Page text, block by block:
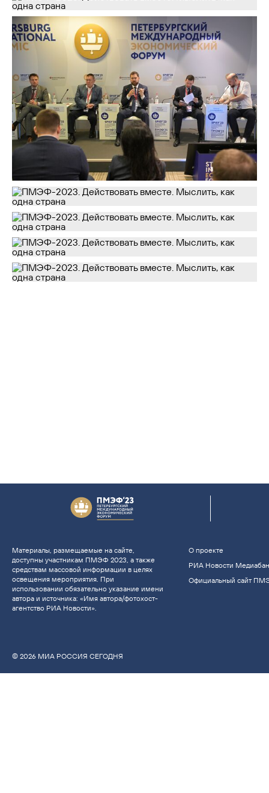
Материалы, размещаемые на сайте,
доступны участникам ПМЭФ 2023, а также
средствам массовой информации в целях
освещения мероприятия. При
использовании обязательно указание имени
автора и источника: «Имя автора/фотохост-
агентство РИА Новости».
О проекте
РИА Новости
Официальный сайт
© 2026 МИА РОССИЯ СЕГОДНЯ